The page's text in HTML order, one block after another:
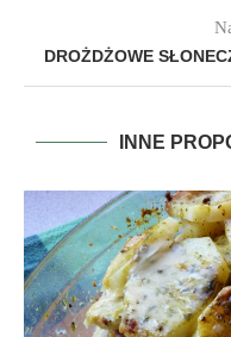
DROŻDŻOWE
INNE